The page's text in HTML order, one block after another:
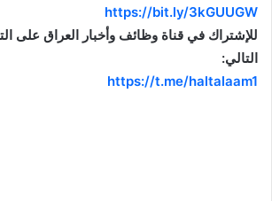
https://bit.ly/3kGUUGW
للإشتراك في قناة وظائف وأخبار العراق على
التالي:
https://t.me/haltalaam1